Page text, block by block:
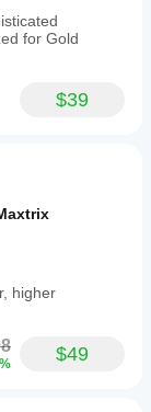
for Gold
$39
higher
$49